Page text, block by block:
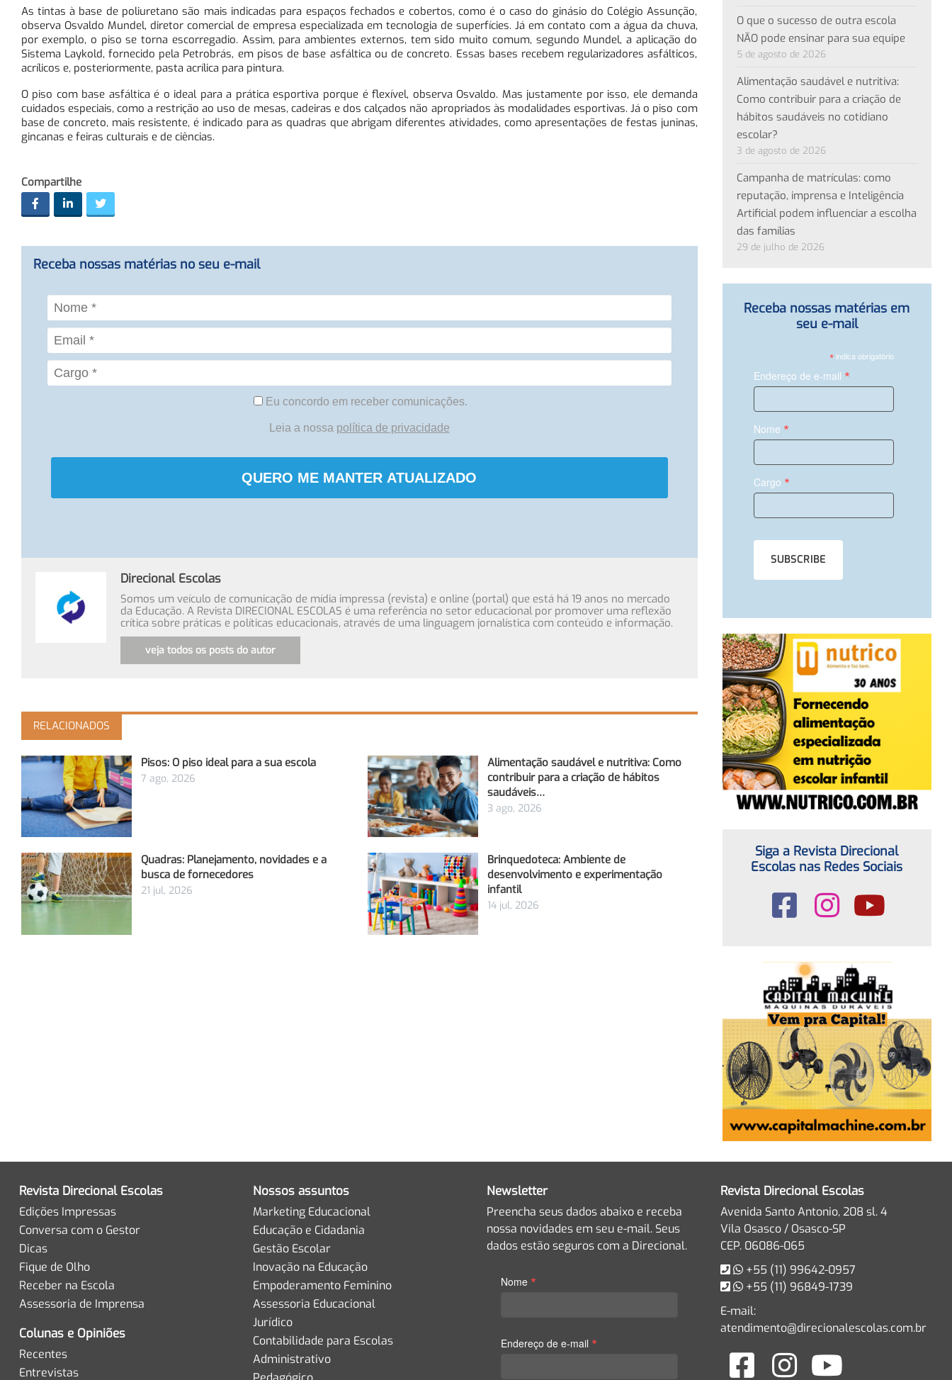
As tintas à base de poliuretano são mais indicadas para espaços fechados e cobertos, como é o caso do ginásio do Colégio Assunção,
observa Osvaldo Mundel, diretor comercial de empresa especializada em tecnologia de superfícies. Já em contato com a água da chuva,
por exemplo, o piso se torna escorregadio. Assim, para ambientes externos, tem sido muito comum, segundo Mundel, a aplicação do
Sistema Laykold, fornecido pela Petrobrás, em pisos de base asfáltica ou de concreto. Essas bases recebem regularizadores asfálticos,
acrílicos e, posteriormente, pasta acrílica para pintura.
O piso com base asfáltica é o ideal para a prática esportiva porque é flexível, observa Osvaldo. Mas justamente por isso, ele demanda
cuidados especiais, como a restrição ao uso de mesas, cadeiras e dos calçados não apropriados às modalidades esportivas. Já o piso com
base de concreto, mais resistente, é indicado para as quadras que abrigam diferentes atividades, como apresentações de festas juninas,
gincanas e feiras culturais e de ciências.
Compartilhe
Receba nossas matérias no seu e-mail
Eu concordo em receber comunicações.
Leia a nossa política de privacidade
QUERO ME MANTER ATUALIZADO
Direcional Escolas
Somos um veículo de comunicação de mídia impressa (revista) e online (portal) que está há 19 anos no mercado
da Educação. A Revista DIRECIONAL ESCOLAS é uma referência no setor educacional por promover uma reflexão
crítica sobre práticas e políticas educacionais, através de uma linguagem jornalística com conteúdo e informação.
veja todos os posts do autor
RELACIONADOS
Pisos: O piso ideal para a sua escola
7 ago, 2026
Alimentação saudável e nutritiva: Como
contribuir para a criação de hábitos
saudáveis…
3 ago, 2026
Quadras: Planejamento, novidades e a
busca de fornecedores
21 jul, 2026
Brinquedoteca: Ambiente de
desenvolvimento e experimentação
infantil
14 jul, 2026
O que o sucesso de outra escola
NÃO pode ensinar para sua equipe
5 de agosto de 2026
Alimentação saudável e nutritiva:
Como contribuir para a criação de
hábitos saudáveis no cotidiano
escolar?
3 de agosto de 2026
Campanha de matrículas: como
reputação, imprensa e Inteligência
Artificial podem influenciar a escolha
das famílias
29 de julho de 2026
Receba nossas matérias em
seu e-mail
* indica obrigatório
Endereço de e-mail *
Nome *
Cargo *
Siga a Revista Direcional
Escolas nas Redes Sociais
Revista Direcional Escolas
Edições Impressas
Conversa com o Gestor
Dicas
Fique de Olho
Receber na Escola
Assessoria de Imprensa
Colunas e Opiniões
Recentes
Entrevistas
Nossos assuntos
Marketing Educacional
Educação e Cidadania
Gestão Escolar
Inovação na Educação
Empoderamento Feminino
Assessoria Educacional
Jurídico
Contabilidade para Escolas
Administrativo
Newsletter
Preencha seus dados abaixo e receba
nossa novidades em seu e-mail. Seus
dados estão seguros com a Direcional.
Nome *
Endereço de e-mail *
Revista Direcional Escolas
Avenida Santo Antonio, 208 sl. 4
Vila Osasco / Osasco-SP
CEP. 06086-065
+55 (11) 99642-0957
+55 (11) 96849-1739
E-mail:
atendimento@direcionalescolas.com.br